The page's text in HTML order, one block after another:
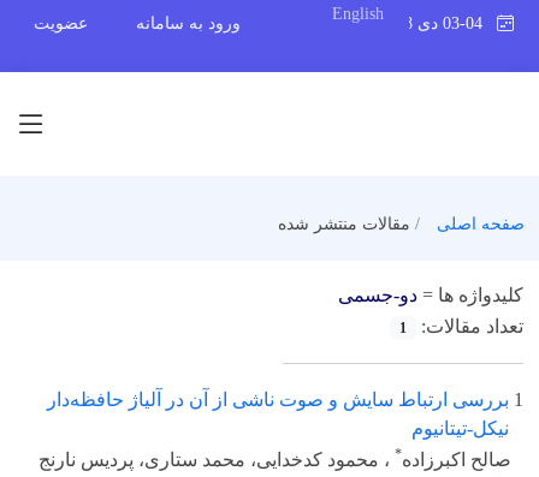
English
ورود به سامانه عضویت
صفحه اصلی مقالات منتشر شده
کلیدواژه ها = دو-جسمی
تعداد مقالات:
1
1 بررسی ارتباط سایش و صوت ناشی از آن در آلیاژ حافظه‌دار
نیکل-تیتانیوم
صالح اکبرزاده* ، محمود کدخدایی، محمد ستاری، پردیس نارنج